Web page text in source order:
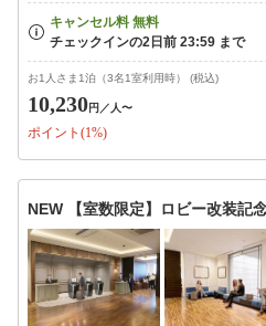
お1人さま1泊（3名1室利用時） (税込)
10,230円 ／人〜
ポイント(1%)
NEW 【室数限定】ロビー改装記